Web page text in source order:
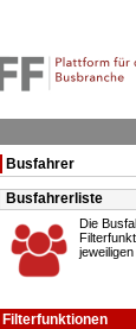
Busfahrer
Busfahrerliste
Die
Filterfunktionen